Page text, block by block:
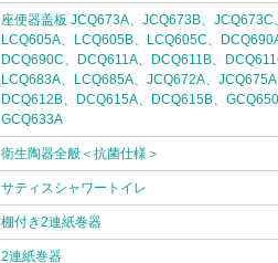
座便器盖板 JCQ673A、JCQ673B、JCQ673C
LCQ605A、LCQ605B、LCQ605C、
DCQ690C、DCQ611A、DCQ611B、
LCQ683A、LCQ685A、JCQ672A、
DCQ612B、DCQ615A、DCQ615B、
GCQ633A
衛生陶器全般＜抗菌仕様＞
サティスシャワートイレ
棚付き2連紙巻器
2連紙巻器